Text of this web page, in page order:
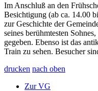
Im Anschluß an den
Besichtigung (ab ca. 14.00
zur Geschichte der
seines berühmtesten
gegeben. Ebenso ist das
Train zu sehen. Besucher
drucken nach oben
Zur VG